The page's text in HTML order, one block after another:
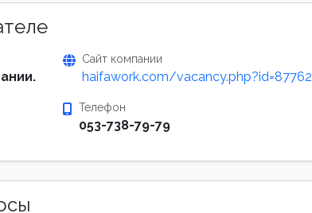
Сайт компании
haifawork.com/vacancy.php?id=87762
Телефон
053-738-79-79